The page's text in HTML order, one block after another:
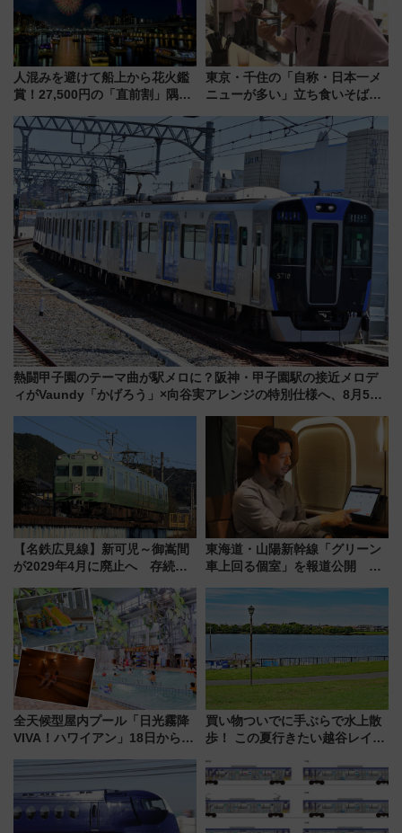
人混みを避けて船上から花火鑑
賞！27,500円の「直前割」隅田
メも持ち込みOK
東京・千住の「自称・日本一メ
ニューが多い」立ち食いそば屋
地のふらっと立ち食いそば』
7/27夜10時～放送
熱闘甲子園のテーマ曲が駅メロに？阪神・甲子園駅の接近メロデ
ィがVaundy「かげろう」×向谷実アレンジの特別仕様へ、8月5日
【名鉄広見線】新可児～御嵩間
が2029年4月に廃止へ 存続協
東海道・山陽新幹線「グリーン
車上回る個室」を報道公開 プ
全天候型屋内プール「日光霧降
VIVA！ハワイアン」18日から営
ァミリーから大人まで幅広い世
代が一日中楽しる夏のリゾート
を楽しんで
買い物ついでに手ぶらで水上散
歩！ この夏行きたい越谷レイク
ア「LAKESIDE PARK」（埼玉
県越谷市）